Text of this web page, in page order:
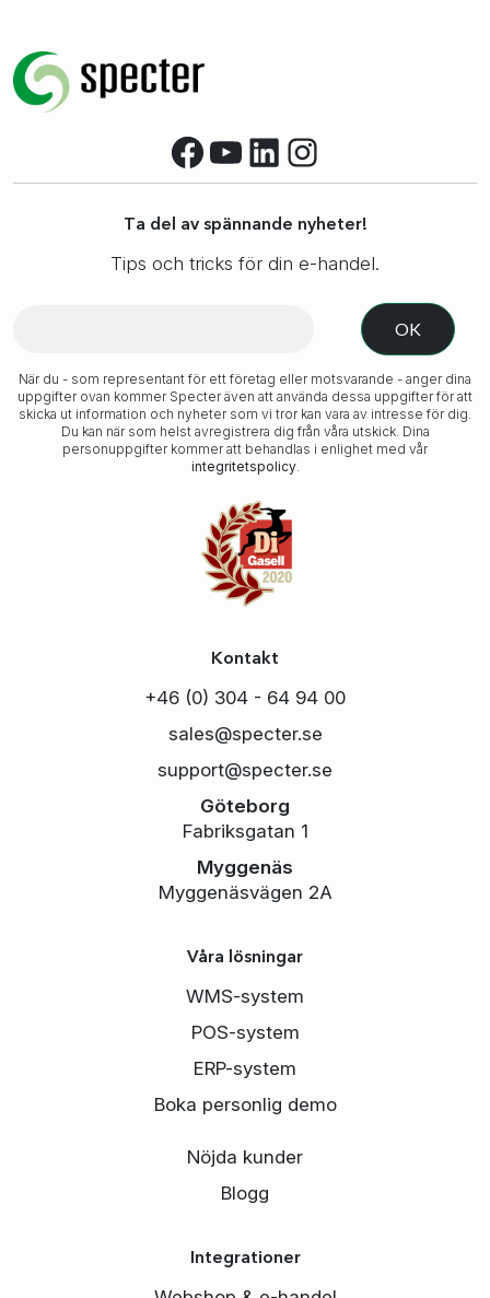
Facebook
YouTube
LinkedIn
Instagram
Ta del av spännande nyheter!
Tips och tricks för din e-handel.
När du - som representant för ett företag eller motsvarande - anger dina
uppgifter ovan kommer Specter även att använda dessa uppgifter för att
skicka ut information och nyheter som vi tror kan vara av intresse för dig.
Du kan när som helst avregistrera dig från våra utskick. Dina
personuppgifter kommer att behandlas i enlighet med vår
integritetspolicy.
Kontakt
+46 (0) 304 - 64 94 00
sales@specter.se
support@specter.se
Göteborg
Fabriksgatan 1
Myggenäs
Myggenäsvägen 2A
Våra lösningar
WMS-system
POS-system
ERP-system
Boka personlig demo
Nöjda kunder
Blogg
Integrationer